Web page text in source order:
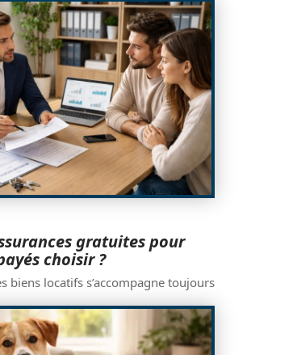
gratuites pour
choisir ?
biens locatifs s’accompagne toujours